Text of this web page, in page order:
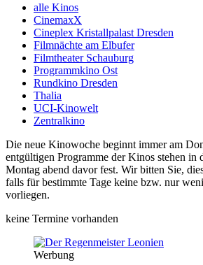
alle Kinos
CinemaxX
Cineplex Kristallpalast Dresden
Filmnächte am Elbufer
Filmtheater Schauburg
Programmkino Ost
Rundkino Dresden
Thalia
UCI-Kinowelt
Zentralkino
Die neue Kinowoche beginnt immer am
entgültigen Programme der Kinos stehen in
Montag abend davor fest. Wir bitten Sie,
falls für bestimmte Tage keine bzw. nur
vorliegen.
keine Termine vorhanden
Werbung